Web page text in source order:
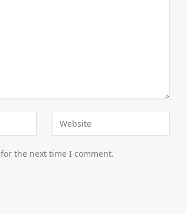
the next time I comment.